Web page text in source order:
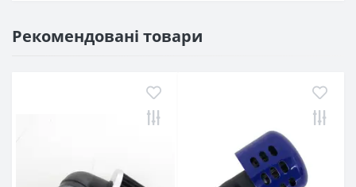
Рекомендовані товари